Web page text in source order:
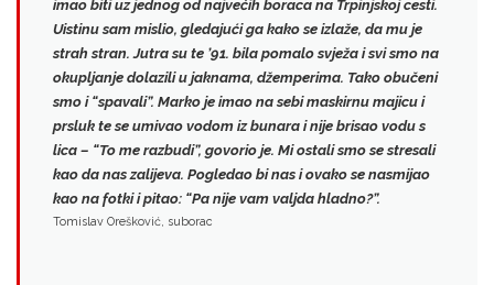
imao biti uz jednog od najvećih boraca na Trpinjskoj cesti.
Uistinu sam mislio, gledajući ga kako se izlaže, da mu je
strah stran. Jutra su te ’91. bila pomalo svježa i svi smo na
okupljanje dolazili u jaknama, džemperima. Tako obučeni
smo i “spavali”. Marko je imao na sebi maskirnu majicu i
prsluk te se umivao vodom iz bunara i nije brisao vodu s
lica – “To me razbudi”, govorio je. Mi ostali smo se stresali
kao da nas zalijeva. Pogledao bi nas i ovako se nasmijao
kao na fotki i pitao: “Pa nije vam valjda hladno?”.
Tomislav Orešković, suborac